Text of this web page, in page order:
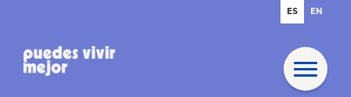
ES EN